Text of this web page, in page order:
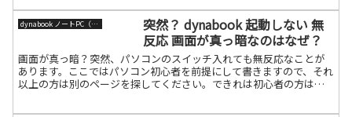
dynabook ノートPC（旧東芝）
突然？ dynabook 起動しない 無
反応 画面が真っ暗なのはなぜ？
画面が真っ暗？突然、パソコンのスイッチ入れても無反応なことが
あります。ここではパソコン初心者を前提にして書きますので、それ
以上の方は別のページを探してください。できれは初心者の方は慌